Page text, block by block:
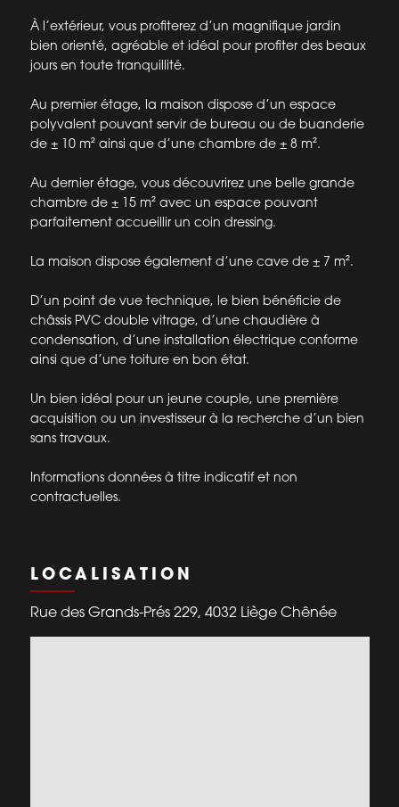
À l’extérieur, vous profiterez d’un magnifique jardin
bien orienté, agréable et idéal pour profiter des beaux
jours en toute tranquillité.
Au premier étage, la maison dispose d’un espace
polyvalent pouvant servir de bureau ou de buanderie
de ± 10 m² ainsi que d’une chambre de ± 8 m².
Au dernier étage, vous découvrirez une belle grande
chambre de ± 15 m² avec un espace pouvant
parfaitement accueillir un coin dressing.
La maison dispose également d’une cave de ± 7 m².
D’un point de vue technique, le bien bénéficie de
châssis PVC double vitrage, d’une chaudière à
condensation, d’une installation électrique conforme
ainsi que d’une toiture en bon état.
Un bien idéal pour un jeune couple, une première
acquisition ou un investisseur à la recherche d’un bien
sans travaux.
Informations données à titre indicatif et non
contractuelles.
LOCALISATION
Rue des Grands-Prés 229, 4032 Liège Chênée